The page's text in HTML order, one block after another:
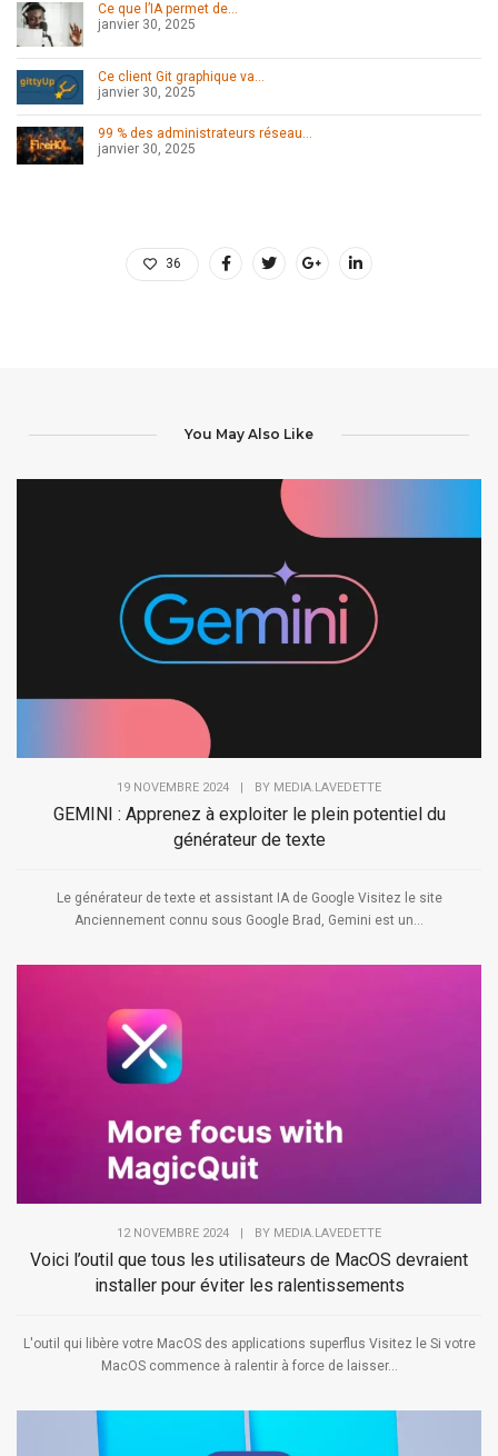
Ce que l’IA permet de…
janvier 30, 2025
Ce client Git graphique va…
janvier 30, 2025
99 % des administrateurs réseau…
janvier 30, 2025
36
You May Also Like
19 NOVEMBRE 2024 | BY MEDIA.LAVEDETTE
GEMINI : Apprenez à exploiter le plein potentiel du
générateur de texte
Le générateur de texte et assistant IA de Google Visitez le site
Anciennement connu sous Google Brad, Gemini est un...
12 NOVEMBRE 2024 BY MEDIA.LAVEDETTE
Voici l’outil que tous les utilisateurs de MacOS devraient
installer pour éviter les ralentissements
L'outil qui libère votre MacOS des applications superflus Visitez le Si votre
MacOS commence à ralentir à force de laisser...